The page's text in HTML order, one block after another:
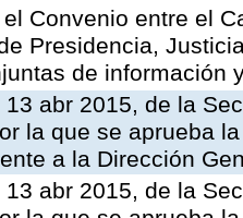
Convenio entre el
Presidencia,
de información
abr 2015, de la
la que se aprueba
a la Dirección
abr 2015, de la